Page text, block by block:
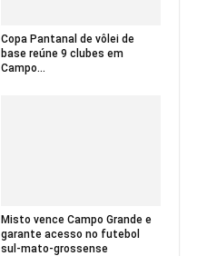
Copa Pantanal de vôlei de
base reúne 9 clubes em
Campo...
Misto vence Campo Grande e
garante acesso no futebol
sul-mato-grossense